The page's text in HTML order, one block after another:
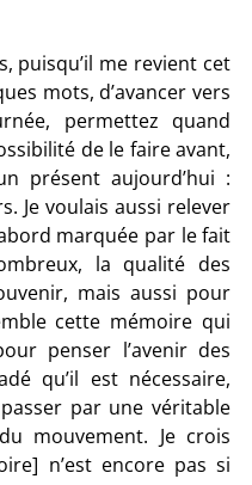
puisqu’il me revient cet
mots, d’avancer vers
permettez quand
de le faire avant,
présent aujourd’hui :
Je voulais aussi relever
marquée par le fait
la qualité des
mais aussi pour
cette mémoire qui
penser l’avenir des
qu’il est nécessaire,
par une véritable
mouvement. Je crois
n’est encore pas si